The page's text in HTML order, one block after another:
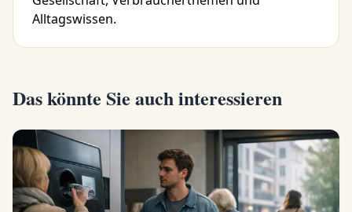
Alltagswissen.
Das könnte Sie auch interessieren